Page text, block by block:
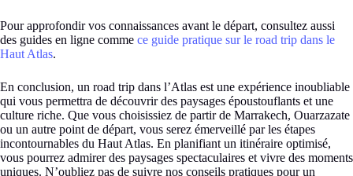
Pour approfondir vos connaissances avant le départ, consultez aussi
des guides en ligne comme ce guide pratique sur le road trip dans le
Haut Atlas.
En conclusion, un road trip dans l’Atlas est une expérience inoubliable
qui vous permettra de découvrir des paysages époustouflants et une
culture riche. Que vous choisissiez de partir de Marrakech, Ouarzazate
ou un autre point de départ, vous serez émerveillé par les étapes
incontournables du Haut Atlas. En planifiant un itinéraire optimisé,
vous pourrez admirer des paysages spectaculaires et vivre des moments
uniques. N’oubliez pas de suivre nos conseils pratiques pour un